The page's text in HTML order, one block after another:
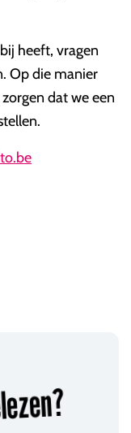
heeft, vragen
Op die manier
dat we een